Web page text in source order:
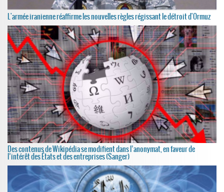
L'armée iranienne réaffirme les nouvelles règles régissant le détroit d'Ormuz
Des contenus de Wikipédia se modifient dans l’anonymat, en faveur de
l’intérêt des États et des entreprises (Sanger)